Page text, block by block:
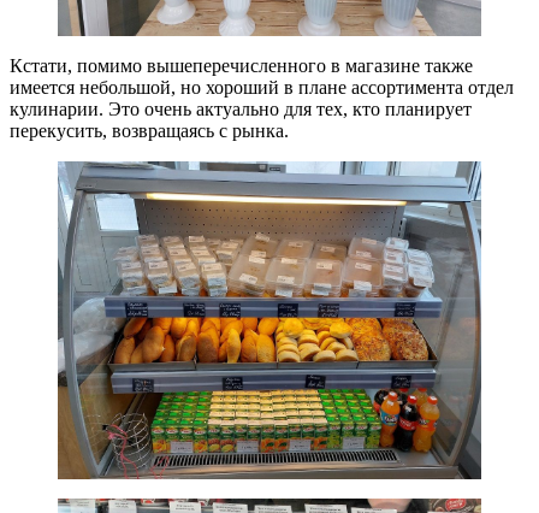
Кстати, помимо вышеперечисленного в магазине также
имеется небольшой, но хороший в плане ассортимента отдел
кулинарии. Это очень актуально для тех, кто планирует
перекусить, возвращаясь с рынка.